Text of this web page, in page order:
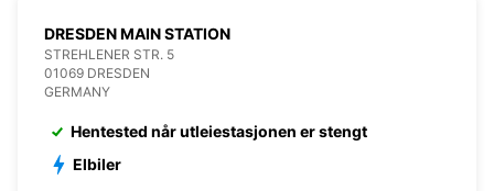
DRESDEN MAIN STATION
STREHLENER STR. 5
01069 DRESDEN
GERMANY
Hentested når utleiestasjonen er stengt
Elbiler